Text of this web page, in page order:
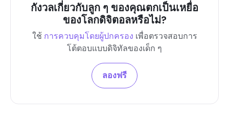
กังวลเกี่ยวกับลูก ๆ ของคุณตกเป็นเหยื่อ
ของโลกดิจิตอลหรือไม่?
ใช้ การควบคุมโดยผู้ปกครอง เพื่อตรวจสอบการ
โต้ตอบแบบดิจิทัลของเด็ก ๆ
ลองฟรี